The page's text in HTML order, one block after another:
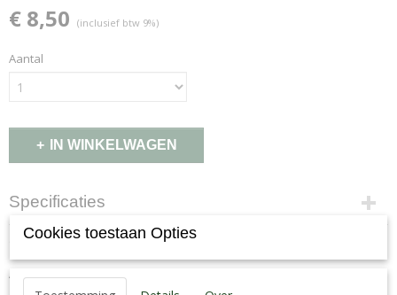
€ 8,50 (inclusief btw 9%)
Aantal
IN WINKELWAGEN
Specificaties
Productcode
7,09E+12
Omschrijving
Aanvullend diervoeder voor honden
Cookies toestaan Opties